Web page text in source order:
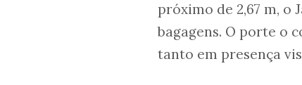
próximo de 2,67 m, o
bagagens. O porte o
tanto em presença